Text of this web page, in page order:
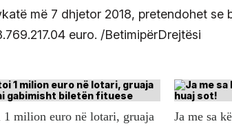
më 7 dhjetor 2018, pretendohet se
euro. /BetimipërDrejtësi
1 milion euro në lotari, gruaja
Ja me sa